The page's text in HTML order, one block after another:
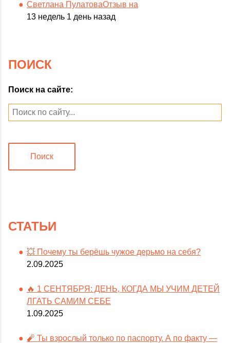
Светлана ПулатоваОтзыв на
13 недель 1 день назад
ПОИСК
Поиск на сайте:
Поиск
СТАТЬИ
💥 Почему ты берёшь чужое дерьмо на себя?
2.09.2025
🔥 1 СЕНТЯБРЯ: ДЕНЬ, КОГДА МЫ УЧИМ ДЕТЕЙ
ЛГАТЬ САМИМ СЕБЕ
1.09.2025
🧨 Ты взрослый только по паспорту. А по факту —